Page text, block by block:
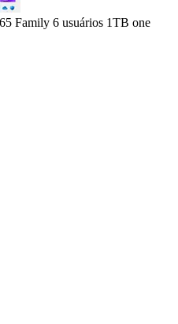
Family 6 usuários 1TB one